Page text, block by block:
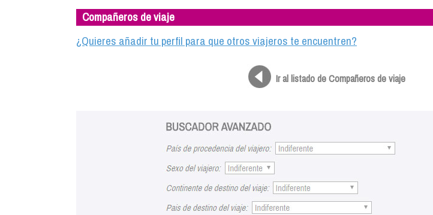
Compañeros de viaje
¿Quieres añadir tu perfil para que otros viajeros te encuentren?
Ir al listado de Compañeros de viaje